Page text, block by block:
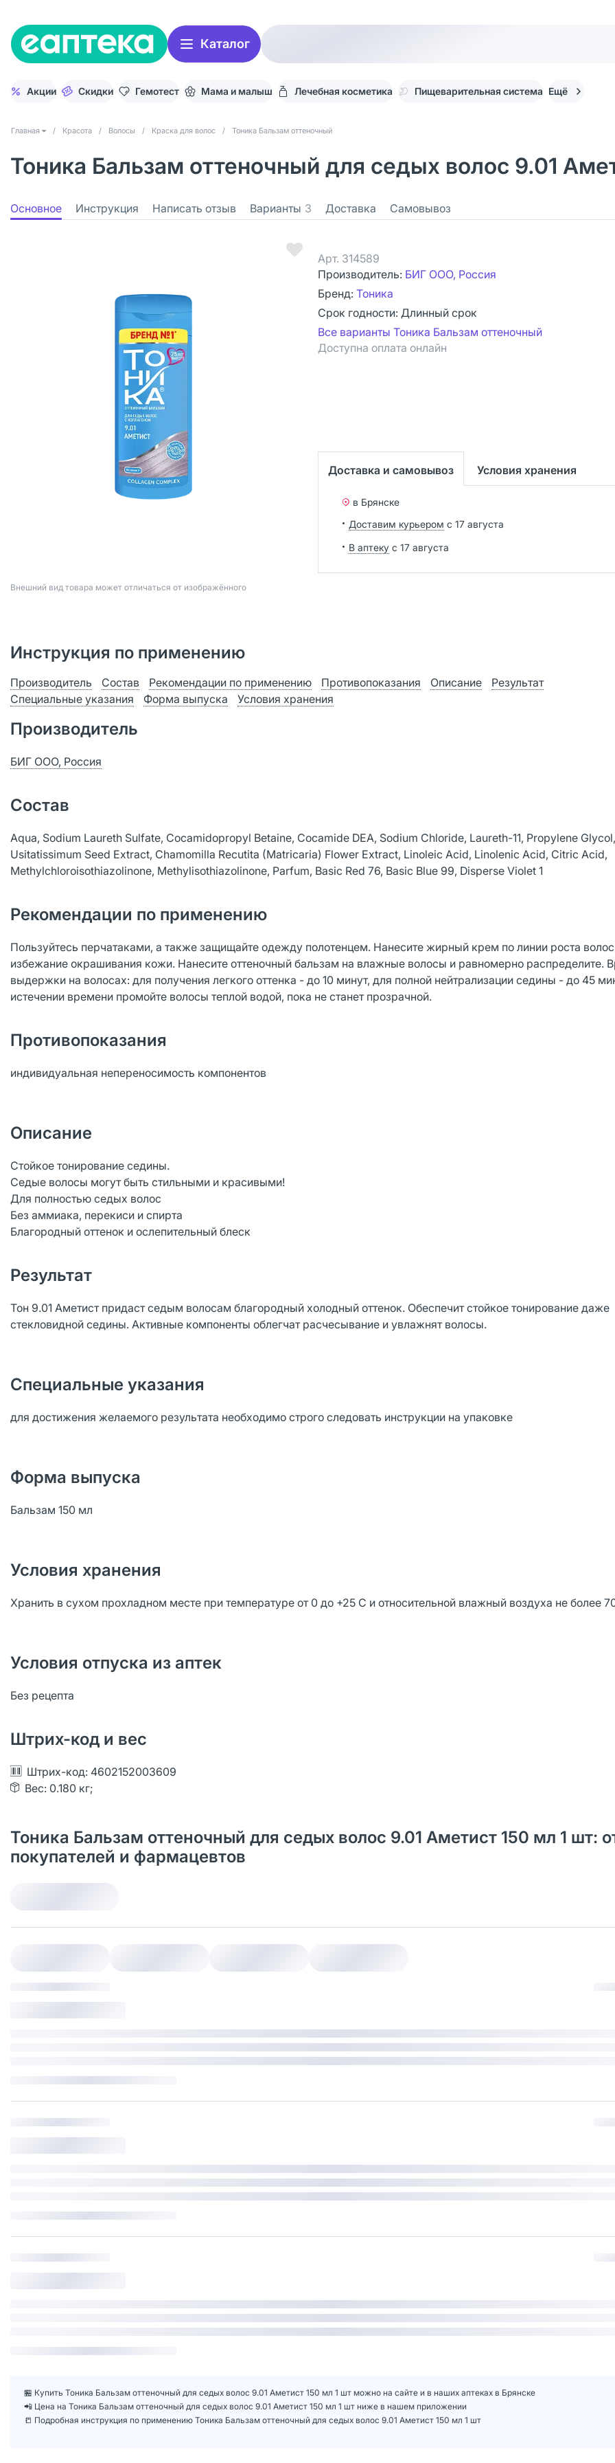
Каталог
Акции Скидки Гемотест Мама и малыш Лечебная косметика Пищеварительная система Ещё
Главная / Красота / Волосы / Краска для волос / Тоника Бальзам оттеночный
Тоника Бальзам оттеночный для седых волос 9.01
Основное Инструкция Написать отзыв Варианты 3 Доставка Самовывоз
Bнешний вид товара может отличаться от изображённого
Арт. 314589
Производитель: БИГ ООО, Россия
Бренд: Тоника
Срок годности: Длинный срок
Все варианты Тоника Бальзам оттеночный
Доступна оплата онлайн
Доставка и самовывоз Условия хранения
в Брянске
Доставим курьером с 17 августа
В аптеку с 17 августа
Инструкция по применению
Производитель Состав Рекомендации по применению Противопоказания Описание
Результат
Специальные указания
Форма выпуска Условия хранения
Производитель
БИГ ООО, Россия
Состав
Aqua, Sodium Laureth Sulfate, Cocamidopropyl Betaine, Cocamide DEA, Sodium Chloride, Laureth-11, Propylene
Usitatissimum Seed Extract, Chamomilla Recutita (Matricaria) Flower Extract, Linoleic Acid, Linolenic Acid, Citric Acid,
Methylchloroisothiazolinone, Methylisothiazolinone, Parfum, Basic Red 76, Basic Blue 99, Disperse Violet 1
Рекомендации по применению
Пользуйтесь перчатаками, а также защищайте одежду полотенцем. Нанесите жирный крем по линии роста
избежание окрашивания кожи. Нанесите оттеночный бальзам на влажные волосы и равномерно распределите.
выдержки на волосах: для получения легкого оттенка - до 10 минут, для полной нейтрализации седины - до 45
истечении времени промойте волосы теплой водой, пока не станет прозрачной.
Противопоказания
индивидуальная непереносимость компонентов
Описание
Стойкое тонирование седины.
Седые волосы могут быть стильными и красивыми!
Для полностью седых волос
Без аммиака, перекиси и спирта
Благородный оттенок и ослепительный блеск
Результат
Тон 9.01 Аметист придаст седым волосам благородный холодный оттенок. Обеспечит стойкое тонирование даже
стекловидной седины. Активные компоненты облегчат расчесывание и увлажнят волосы.
Специальные указания
для достижения желаемого результата необходимо строго следовать инструкции на упаковке
Форма выпуска
Бальзам 150 мл
Условия хранения
Хранить в сухом прохладном месте при температуре от 0 до +25 С и относительной влажный воздуха не более
Условия отпуска из аптек
Без рецепта
Штрих-код и вес
Штрих-код: 4602152003609
Вес: 0.180 кг;
Тоника Бальзам оттеночный для седых волос 9.01 Аметист 150 мл 1 шт:
покупателей и фармацевтов
🏪 Купить Тоника Бальзам оттеночный для седых волос 9.01 Аметист 150 мл 1 шт можно на сайте и в наших аптеках в Брянске
📲 Цена на Тоника Бальзам оттеночный для седых волос 9.01 Аметист 150 мл 1 шт ниже в нашем приложении
📒 Подробная инструкция по применению Тоника Бальзам оттеночный для седых волос 9.01 Аметист 150 мл 1 шт